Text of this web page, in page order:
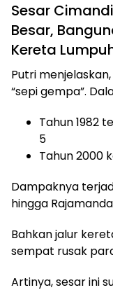
Sesar
Besar,
Kereta
Putri
“sepi gempa”.
Tahun 1982
5
Tahun 2000
Dampaknya
hingga
Bahkan jalur
sempat rusak
Artinya, sesar ini